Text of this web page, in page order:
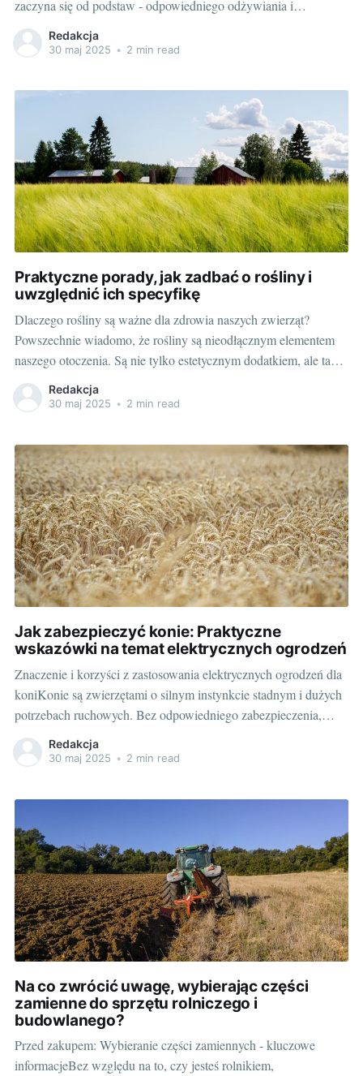
zaczyna się od podstaw - odpowiedniego odżywiania i
nawadniania. Warunkiem jest dobór odpowiedniej karmy lub
paszy oraz świeżej wody. Dzięki temu możemy zapewnić nie
chorobom związanym z niewłaściwą dietą. Zarówno psy,
Redakcja
30 maj 2025 • 2 min read
Praktyczne porady, jak zadbać o rośliny i
uwzględnić ich specyfikę
Dlaczego rośliny są ważne dla zdrowia naszych zwierząt?
Powszechnie wiadomo, że rośliny są nieodłącznym elementem
naszego otoczenia. Są nie tylko estetycznym dodatkiem, ale także
istotnym źródłem tlenu. Wszystko to przekłada się na jakość
życia zarówno nas, jak i naszych zwierząt. Rośliny pomagają
Redakcja
30 maj 2025 • 2 min read
Jak zabezpieczyć konie: Praktyczne
wskazówki na temat elektrycznych ogrodzeń
Znaczenie i korzyści z zastosowania elektrycznych ogrodzeń dla
koniKonie są zwierzętami o silnym instynkcie stadnym i dużych
potrzebach ruchowych. Bez odpowiedniego zabezpieczenia,
mogą się one łatwo uwolnić i zaszkodzić sobie lub innym, w
dodatku - uszkadzając w miarę może prowadzić do licznych
Redakcja
30 maj 2025 • 2 min read
Na co zwrócić uwagę, wybierając części
zamienne do sprzętu rolniczego i
budowlanego?
Przed zakupem: Wybieranie części zamiennych - kluczowe
informacjeBez względu na to, czy jesteś rolnikiem,